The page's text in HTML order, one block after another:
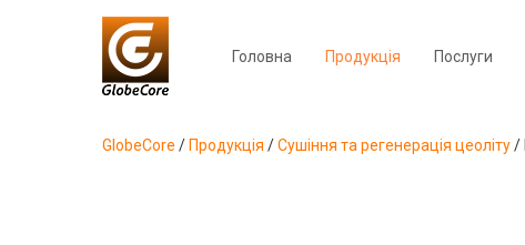
Головна Продукція Послуги
GlobeCore / Продукція /Сушіння та регенерація цеоліту/